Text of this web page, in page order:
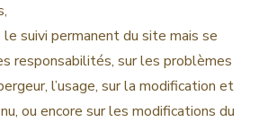
suivi permanent du site mais se
responsabilités, sur les problèmes
l’usage, sur la modification et
ou encore sur les modifications du